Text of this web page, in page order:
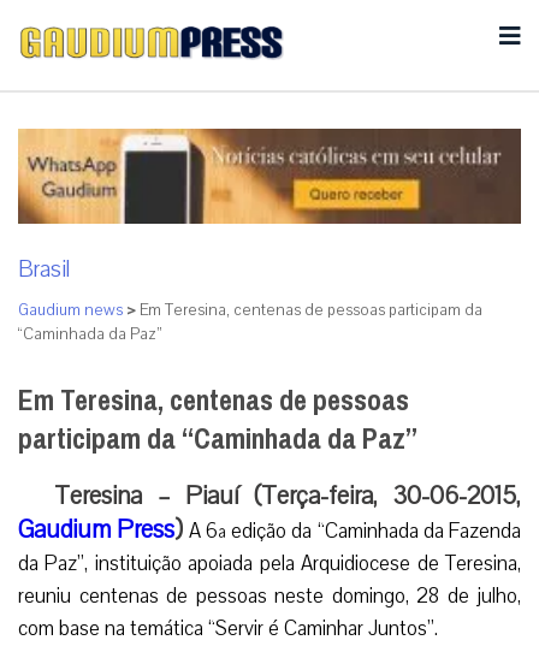
Brasil
Gaudium news > Em Teresina, centenas de pessoas participam da
“Caminhada da Paz”
Em Teresina, centenas de pessoas
participam da “Caminhada da Paz”
Teresina – Piauí (Terça-feira, 30-06-2015,
Gaudium Press) A 6ª edição da “Caminhada da Fazenda
da Paz”, instituição apoiada pela Arquidiocese de Teresina,
reuniu centenas de pessoas neste domingo, 28 de julho,
com base na temática “Servir é Caminhar Juntos”.